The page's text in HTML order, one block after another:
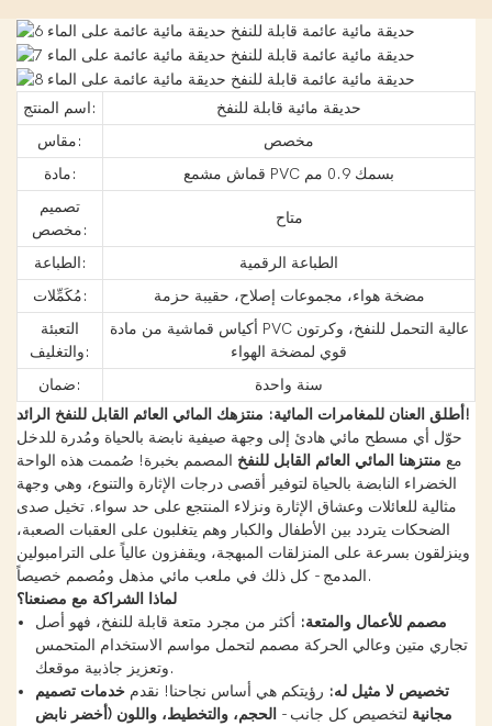
اسم المنتج:
حديقة مائية قابلة للنفخ
مقاس:
مخصص
مادة:
قماش مشمع PVC بسمك 0.9 مم
تصميم
مخصص:
متاح
الطباعة:
الطباعة الرقمية
مُكَمِّلات:
مضخة هواء، مجموعات إصلاح، حقيبة حزمة
التعبئة
والتغليف:
أكياس قماشية من مادة PVC عالية التحمل للنفخ، وكرتون
قوي لمضخة الهواء
ضمان:
سنة واحدة
أطلق العنان للمغامرات المائية: منتزهك المائي العائم القابل للنفخ الرائد!
حوّل أي مسطح مائي هادئ إلى وجهة صيفية نابضة بالحياة ومُدرة للدخل
مع منتزهنا المائي العائم القابل للنفخ المصمم بخبرة! صُممت هذه الواحة
الخضراء النابضة بالحياة لتوفير أقصى درجات الإثارة والتنوع، وهي وجهة
مثالية للعائلات وعشاق الإثارة ونزلاء المنتجع على حد سواء. تخيل صدى
الضحكات يتردد بين الأطفال والكبار وهم يتغلبون على العقبات الصعبة،
وينزلقون بسرعة على المنزلقات المبهجة، ويقفزون عالياً على الترامبولين
المدمج - كل ذلك في ملعب مائي مذهل ومُصمم خصيصاً.
لماذا الشراكة مع مصنعنا؟
مصمم للأعمال والمتعة: أكثر من مجرد متعة قابلة للنفخ، فهو أصل
تجاري متين وعالي الحركة مصمم لتحمل مواسم الاستخدام المتحمس
وتعزيز جاذبية موقعك.
تخصيص لا مثيل له: رؤيتكم هي أساس نجاحنا! نقدمخدمات تصميم
مجانية لتخصيص كل جانب - الحجم، والتخطيط، واللون (أخضر نابض